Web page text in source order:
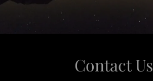
Contact Us